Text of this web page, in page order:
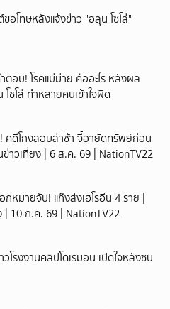
ขอโทษหลังแจ้งข่าว "ฮลุน โซโล่"
ตอบ! โรคแม่ม่าย คืออะไร หลังผล
ซโล่ ทำหลายคนเข้าใจผิด
คดีโกงสอบล่าช้า จี้อายัดทรัพย์ก่อน
าวเที่ยง | 6 ส.ค. 69 | NationTV22
กหมายจับ! แก๊งส่งเฮโรอีน 4 ราย |
| 10 ก.ค. 69 | NationTV22
วโรงงานคลิปโดเรมอน เปิดใจหลังซบ